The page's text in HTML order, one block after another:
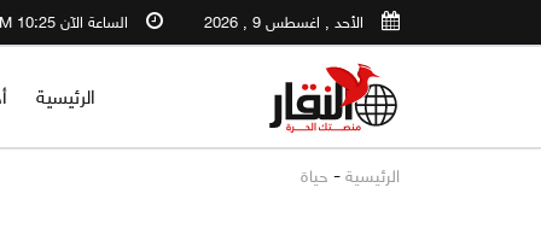
الأحد , اغسطس 9 , 2026 الساعة الآن 10:25 AM
الرئيسية
الرئيسية - حياة